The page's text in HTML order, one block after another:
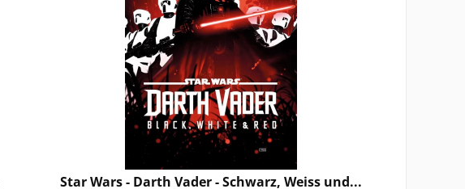
Star Wars - Darth Vader - Schwarz, Weiss und...